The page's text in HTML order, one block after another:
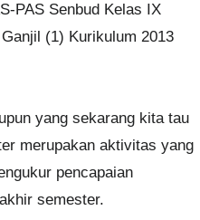
PAS Senbud Kelas IX
(1) Kurikulum 2013
yang sekarang kita tau
merupakan aktivitas yang
pencapaian
semester.